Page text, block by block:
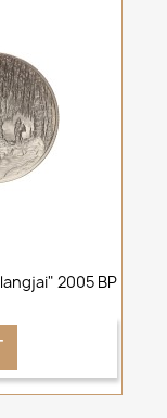
2005 BP